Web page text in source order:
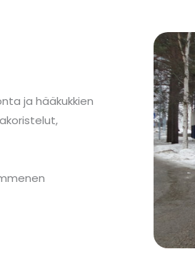
ja hääkukkien